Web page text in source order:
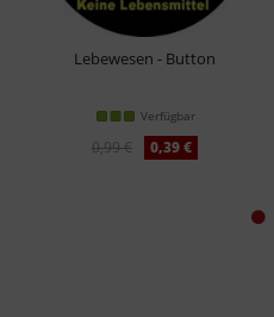
Lebewesen - Button
Verfügbar
0,99 € 0,39 €